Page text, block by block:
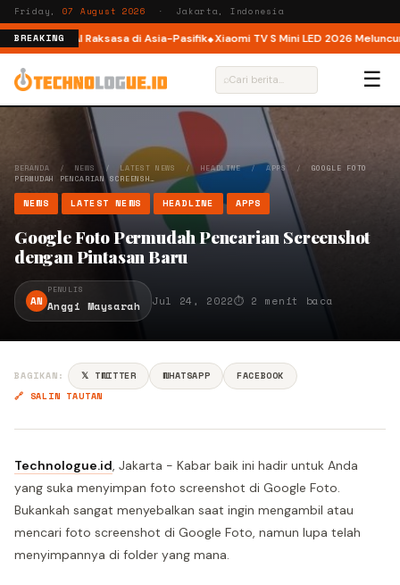
Friday, 07 August 2026 · Jakarta, Indonesia
BREAKING
Platform AI Raksasa di Asia-Pasifik Xiaomi TV S Mini LED 2026 Meluncur
⌕ ☰
BERANDA / NEWS /LATEST NEWS / HEADLINE/APPS/ GOOGLE FOTO
PERMUDAH PENCARIAN SCREENSH…
NEWS LATEST NEWS HEADLINE APPS
Google Foto Permudah Pencarian Screenshot
dengan Pintasan Baru
AN
PENULIS
Anggi Maysarah Jul 24, 2022⏱ 2 menit baca
BAGIKAN: 𝕏 TWITTER WHATSAPP
FACEBOOK
🔗 SALIN TAUTAN
Technologue.id, Jakarta - Kabar baik ini hadir untuk Anda
yang suka menyimpan foto screenshot di Google Foto.
Bukankah sangat menyebalkan saat ingin mengambil atau
mencari foto screenshot di Google Foto, namun lupa telah
menyimpannya di folder yang mana.